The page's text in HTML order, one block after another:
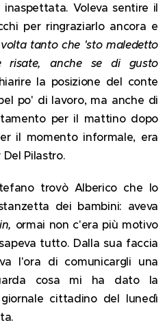
inaspettata. Voleva sentire il
per ringraziarlo ancora e
tanto che 'sto maledetto
anche se di gusto
la posizione del conte
po' di lavoro, ma anche di
per il mattino dopo
il momento informale, era
Pilastro.
trovò Alberico che lo
dei bambini: aveva
ormai non c'era più motivo
tutto. Dalla sua faccia
l'ora di comunicargli una
cosa mi ha dato la
cittadino del lunedì